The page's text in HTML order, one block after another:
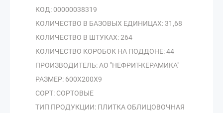
КОД: 00000038319
КОЛИЧЕСТВО В БАЗОВЫХ ЕДИНИЦАХ: 31,68
КОЛИЧЕСТВО В ШТУКАХ: 264
КОЛИЧЕСТВО КОРОБОК НА ПОДДОНЕ: 44
ПРОИЗВОДИТЕЛЬ: АО "НЕФРИТ-КЕРАМИКА"
РАЗМЕР: 600Х200Х9
СОРТ: СОРТОВЫЕ
ТИП ПРОДУКЦИИ: ПЛИТКА ОБЛИЦОВОЧНАЯ